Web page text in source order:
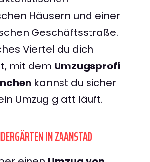
Häusern und einer
Geschäftsstraße.
Viertel du dich
mit dem Umzugsprofi
kannst du sicher
Umzug glatt läuft.
IN ZAANSTAD